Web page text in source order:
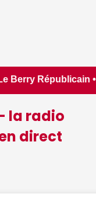
📰
la radio
direct